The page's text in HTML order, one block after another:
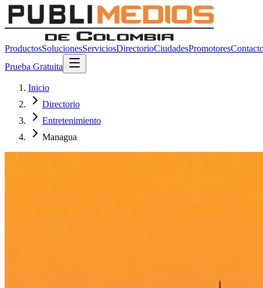
ProductosSolucionesServiciosDirectorioCiudadesPromotores
Prueba Gratuita
Inicio
Directorio
Entretenimiento
Managua